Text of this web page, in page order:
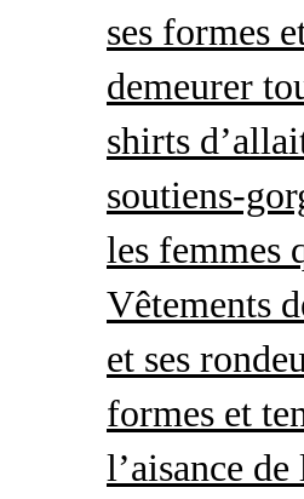
ses formes
demeurer
shirts
soutiens-
les femmes
Vêtements
et ses
formes et
l’aisance